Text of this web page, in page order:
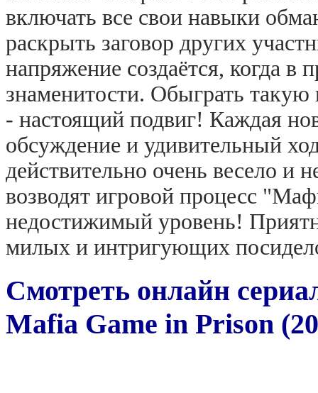
включать все свои навыки
раскрыть заговор других
напряжение создаётся, когда
знаменитости. Обыграть
- настоящий подвиг! Каждая
обсуждение и удивительный
действительно очень весело и
возводят игровой процесс
недостижимый уровень!
милых и интригующих
Смотреть онлайн
Mafia Game in Prison